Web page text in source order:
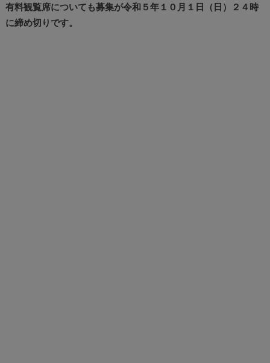
有料観覧席についても募集が令和５年１０月１日（日）２４時
に締め切りです。